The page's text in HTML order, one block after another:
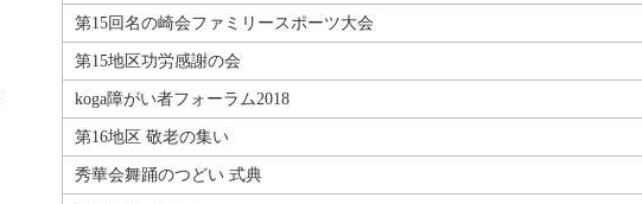
第15回名の崎会ファミリースポーツ大会
第15地区功労感謝の会
koga障がい者フォーラム2018
第16地区 敬老の集い
秀華会舞踊のつどい 式典